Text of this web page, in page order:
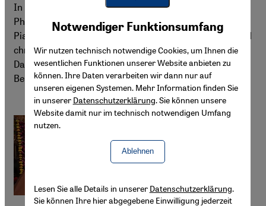
In ihrem Programm "Romances“, zu hören in der Kölner
Philharmonie am 19. August, feiert die Accademia del
Piacere aus Sevilla die Verbindung von muslimischer und
christlicher Musikkultur im 15. und 16. Jahrhundert.
Dafür haben die Musiker die tunesische Sängerin Ghalia
Benali als Gaststimme eingeladen.
Notwendiger Funktionsumfang
Wir nutzen technisch notwendige Cookies, um Ihnen die
wesentlichen Funktionen unserer Website anbieten zu
können. Ihre Daten verarbeiten wir dann nur auf
unseren eigenen Systemen. Mehr Information finden Sie
in unserer Datenschutzerklärung. Sie können unsere
Website damit nur im technisch notwendigen Umfang
nutzen.
Ablehnen
Google Maps Embed
Lesen Sie alle Details in unserer Datenschutzerklärung.
Sie können Ihre hier abgegebene Einwilligung jederzeit